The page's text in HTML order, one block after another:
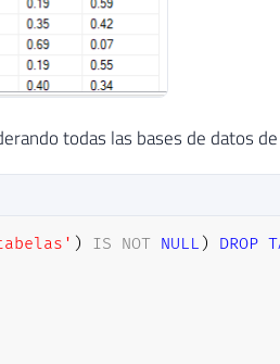
todas las bases de datos
) IS NOT NULL ) DROP